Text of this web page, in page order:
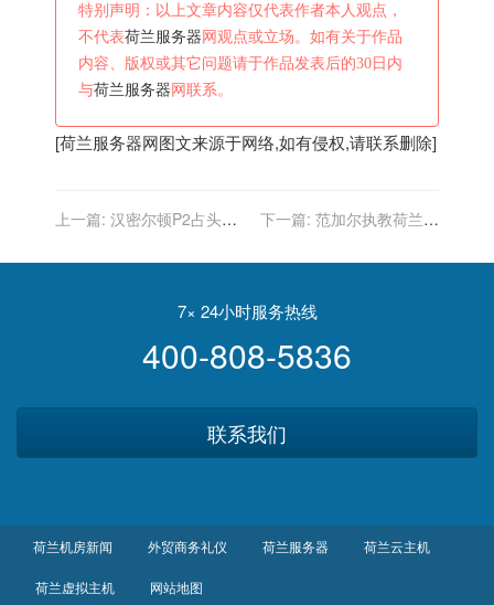
特别声明：以上文章内容仅代表作者本人观点，
不代表荷兰服务器 网观点或立场。如有关于作品
内容、版权或其它问题请于作品发表后的30日内
与荷兰服务器 网联系。
[荷兰服务器网图文来源于网络,如有侵权,请联系删除]
上一篇: 汉密尔顿P2占头
场夺杆位
下一篇: 范加尔执教荷兰已
项赛事45场只输4次
7× 24小时服务热线
400-808-5836
联系我们
荷兰机房新闻 外贸商务礼仪 荷兰服务器 荷兰云主机
荷兰虚拟主机 网站地图